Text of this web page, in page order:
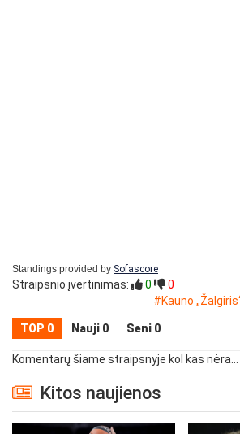
Standings provided by Sofascore
Straipsnio įvertinimas: 0
0
#Kauno
TOP 0 Nauji 0 Seni 0
Komentarų šiame straipsnyje kol kas nėra...
Kitos naujienos